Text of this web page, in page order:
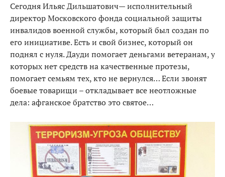
Сегодня Ильяс Дильшатович— исполнительный
директор Московского фонда социальной защиты
инвалидов военной службы, который был создан по
его инициативе. Есть и свой бизнес, который он
поднял с нуля. Дауди помогает деньгами ветеранам, у
которых нет средств на качественные протезы,
помогает семьям тех, кто не вернулся… Если звонят
боевые товарищи – откладывает все неотложные
дела: афганское братство это святое…